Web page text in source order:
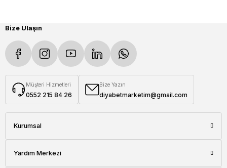
Bize Ulaşın
Müşteri Hizmetleri
0552 215 84 26
Bize Yazın
diyabetmarketim@gmail.com
Kurumsal
Yardım Merkezi